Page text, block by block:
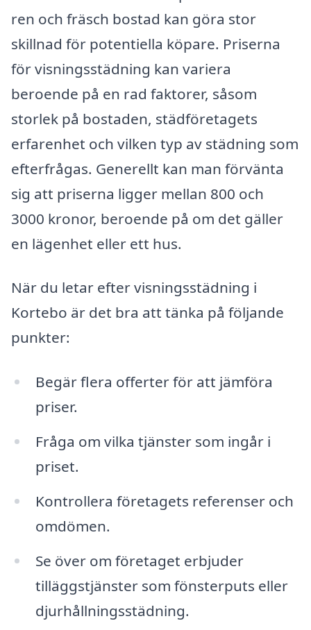
ren och fräsch bostad kan göra stor
skillnad för potentiella köpare. Priserna
för visningsstädning kan variera
beroende på en rad faktorer, såsom
storlek på bostaden, städföretagets
erfarenhet och vilken typ av städning som
efterfrågas. Generellt kan man förvänta
sig att priserna ligger mellan 800 och
3000 kronor, beroende på om det gäller
en lägenhet eller ett hus.
När du letar efter visningsstädning i
Kortebo är det bra att tänka på följande
punkter:
Begär flera offerter för att jämföra
priser.
Fråga om vilka tjänster som ingår i
priset.
Kontrollera företagets referenser och
omdömen.
Se över om företaget erbjuder
tilläggstjänster som fönsterputs eller
djurhållningsstädning.